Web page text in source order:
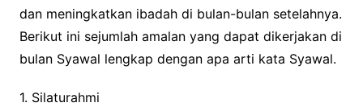
dan meningkatkan ibadah di bulan-bulan setelahnya.
Berikut ini sejumlah amalan yang dapat dikerjakan di
bulan Syawal lengkap dengan apa arti kata Syawal.
1. Silaturahmi